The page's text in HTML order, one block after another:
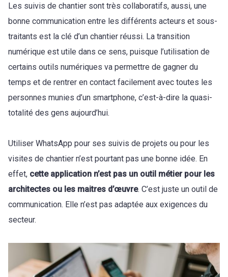
Les suivis de chantier sont très collaboratifs, aussi, une
bonne communication entre les différents acteurs et sous-
traitants est la clé d’un chantier réussi. La transition
numérique est utile dans ce sens, puisque l’utilisation de
certains outils numériques va permettre de gagner du
temps et de rentrer en contact facilement avec toutes les
personnes munies d’un smartphone, c’est-à-dire la quasi-
totalité des gens aujourd’hui.
Utiliser WhatsApp pour ses suivis de projets ou pour les
visites de chantier n’est pourtant pas une bonne idée. En
effet, cette application n’est pas un outil métier pour les
architectes ou les maitres d’œuvre. C’est juste un outil de
communication. Elle n’est pas adaptée aux exigences du
secteur.